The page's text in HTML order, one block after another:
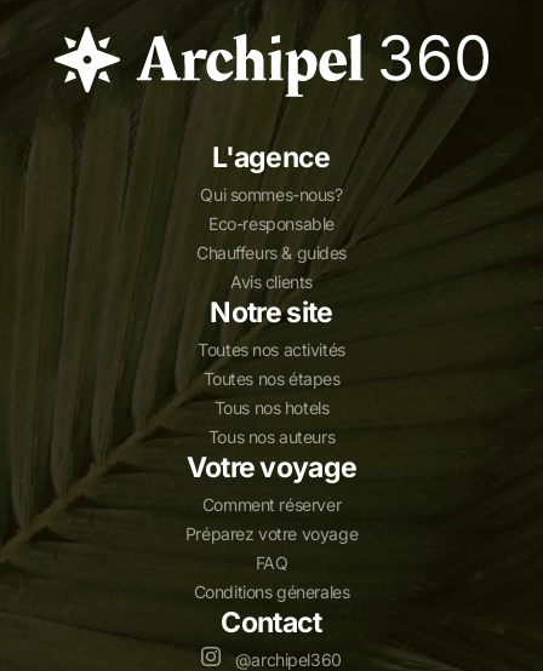
L'agence
Qui sommes-nous?
Eco-responsable
Chauffeurs & guides
Avis clients
Notre site
Toutes nos activités
Toutes nos étapes
Tous nos hotels
Tous nos auteurs
Votre voyage
Comment réserver
Préparez votre voyage
FAQ
Conditions génerales
Contact
@archipel360